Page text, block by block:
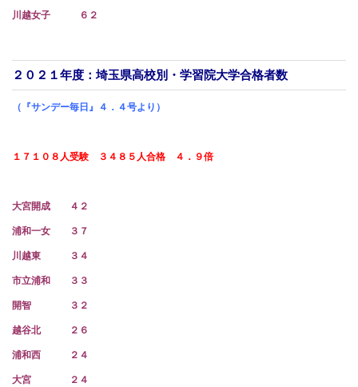
川越女子 ６２
２０２１年度：埼玉県高校別・学習院大学合格者数
（『サンデー毎日』４．４号より）
１７１０８人受験 ３４８５人合格 ４．９倍
大宮開成 ４２
浦和一女 ３７
川越東 ３４
市立浦和 ３３
開智 ３２
越谷北 ２６
浦和西 ２４
大宮 ２４